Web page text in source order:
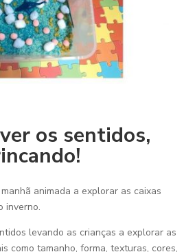
os sentidos,
animada a explorar as caixas
inverno.
levando as crianças a explorar as
como tamanho, forma, texturas, cores,